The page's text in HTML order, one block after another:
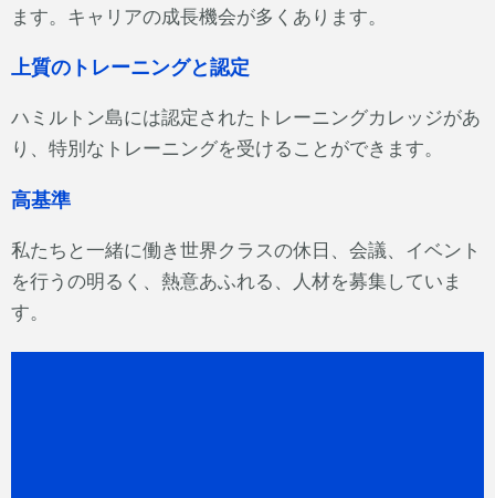
ます。キャリアの成長機会が多くあります。
上質のトレーニングと認定
ハミルトン島には認定されたトレーニングカレッジがあ
り、特別なトレーニングを受けることができます。
高基準
私たちと一緒に働き世界クラスの休日、会議、イベント
を行うの明るく、熱意あふれる、人材を募集していま
す。